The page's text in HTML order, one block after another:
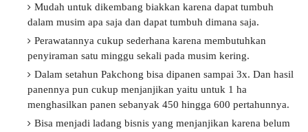
Mudah untuk dikembang biakkan karena dapat tumbuh
dalam musim apa saja dan dapat tumbuh dimana saja.
Perawatannya cukup sederhana karena membutuhkan
penyiraman satu minggu sekali pada musim kering.
Dalam setahun Pakchong bisa dipanen sampai 3x. Dan hasil
panennya pun cukup menjanjikan yaitu untuk 1 ha
menghasilkan panen sebanyak 450 hingga 600 pertahunnya.
Bisa menjadi ladang bisnis yang menjanjikan karena belum